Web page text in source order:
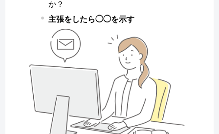
か？
主張をしたら◯◯を示す